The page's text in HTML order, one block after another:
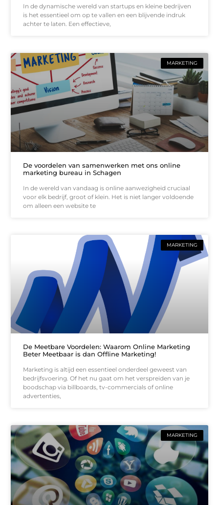
In de dynamische wereld van startups en kleine bedrijven
is het essentieel om op te vallen en een blijvende indruk
achter te laten. Een effectieve,
MARKETING
De voordelen van samenwerken met ons online
marketing bureau in Schagen
In de wereld van vandaag is online aanwezigheid cruciaal
voor elk bedrijf, groot of klein. Het is niet langer voldoende
om alleen een website te
MARKETING
De Meetbare Voordelen: Waarom Online Marketing
Beter Meetbaar is dan Offline Marketing!
Marketing is altijd een essentieel onderdeel geweest van
bedrijfsvoering. Of het nu gaat om het verspreiden van je
boodschap via billboards, tv-commercials of online
advertenties,
MARKETING